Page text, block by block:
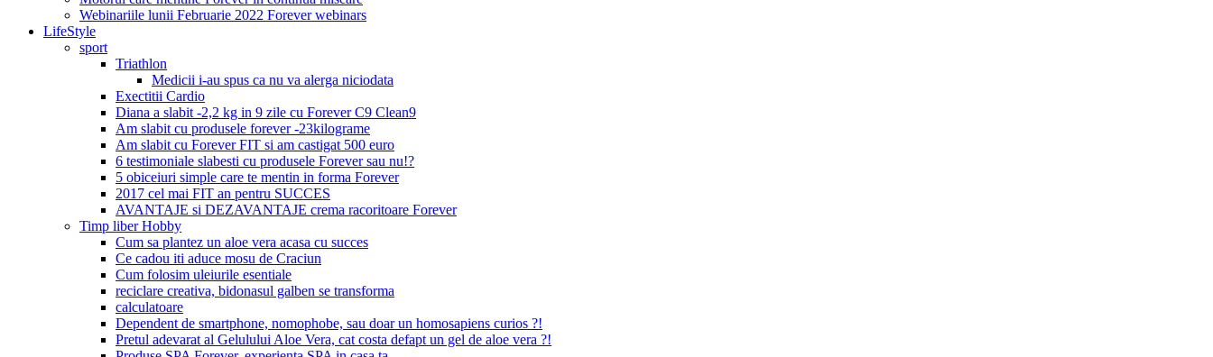
Webinariile lunii Februarie 2022 Forever webinars
LifeStyle
sport
Triathlon
Medicii i-au spus ca nu va alerga niciodata
Exectitii Cardio
Diana a slabit -2,2 kg in 9 zile cu Forever C9 Clean9
Am slabit cu produsele forever -23kilograme
Am slabit cu Forever FIT si am castigat 500 euro
6 testimoniale slabesti cu produsele Forever sau nu!?
5 obiceiuri simple care te mentin in forma Forever
2017 cel mai FIT an pentru SUCCES
AVANTAJE si DEZAVANTAJE crema racoritoare Forever
Timp liber Hobby
Cum sa plantez un aloe vera acasa cu succes
Ce cadou iti aduce mosu de Craciun
Cum folosim uleiurile esentiale
reciclare creativa, bidonasul galben se transforma
calculatoare
Dependent de smartphone, nomophobe, sau doar un homosapiens curios ?!
Pretul adevarat al Gelulului Aloe Vera, cat costa defapt un gel de aloe vera ?!